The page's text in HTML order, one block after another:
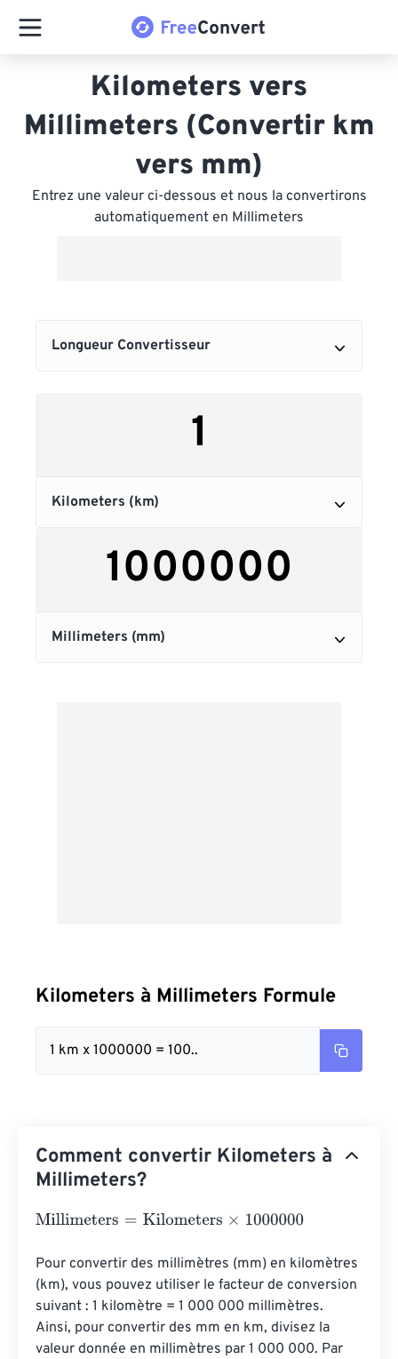
Kilometers vers
Millimeters (Convertir km
vers mm)
Entrez une valeur ci-dessous et nous la convertirons
automatiquement en Millimeters
Kilometers à Millimeters Formule
1 km x 1000000 = 100..
Comment convertir Kilometers à
Millimeters?
Millimeters=Kilometers×1000000
Pour convertir des millimètres (mm) en kilomètres
(km), vous pouvez utiliser le facteur de conversion
suivant : 1 kilomètre = 1 000 000 millimètres.
Ainsi, pour convertir des mm en km, divisez la
valeur donnée en millimètres par 1 000 000. Par